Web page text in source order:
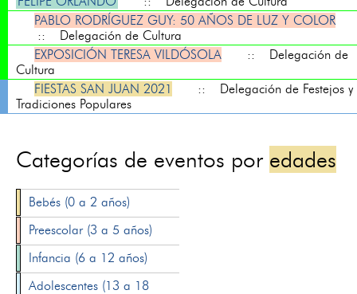
PABLO RODRÍGUEZ GUY: 50 AÑOS DE LUZ Y COLOR
:: Delegación de Cultura
EXPOSICIÓN TERESA VILDÓSOLA
:: Delegación de
Cultura
FIESTAS SAN JUAN 2021
:: Delegación de Festejos y
Tradiciones Populares
Categorías de eventos por edades
Bebés (0 a 2 años)
Preescolar (3 a 5 años)
Infancia (6 a 12 años)
Adolescentes (13 a 18